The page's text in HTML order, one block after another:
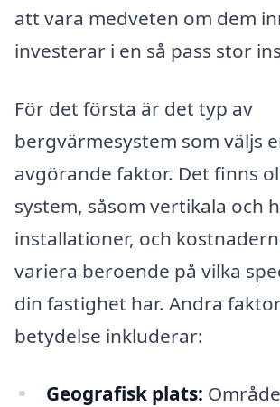
att vara medveten om dem
investerar i en så pass stor
För det första är det typ av
bergvärmesystem som väljs
avgörande faktor. Det finns
system, såsom vertikala och
installationer, och
variera beroende på vilka
din fastighet har. Andra
betydelse inkluderar:
Geografisk plats: